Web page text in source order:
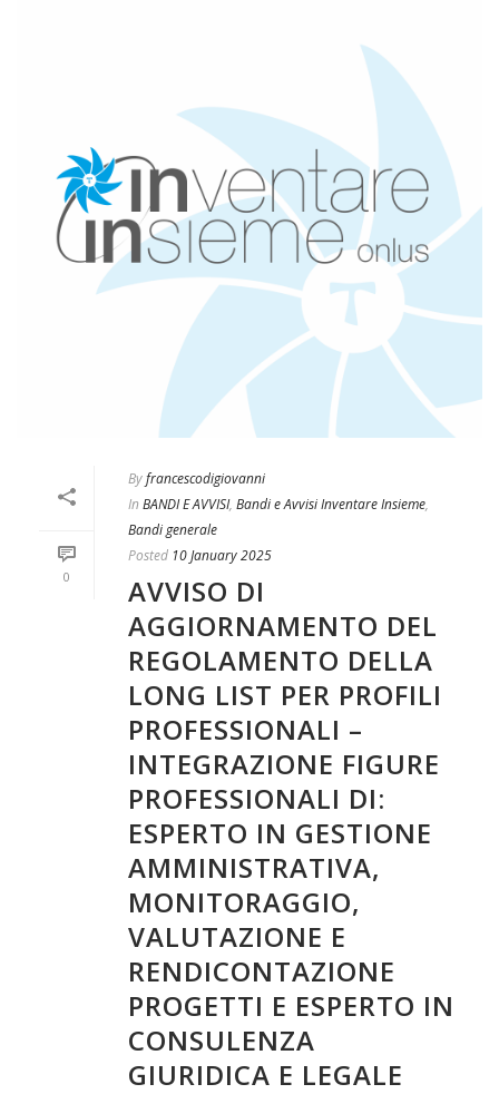
0
Byfrancescodigiovanni
In BANDI E AVVISI, Bandi e Avvisi Inventare Insieme,
Bandi generale
Posted 10 January 2025
AVVISO DI
AGGIORNAMENTO DEL
REGOLAMENTO DELLA
LONG LIST PER PROFILI
PROFESSIONALI –
INTEGRAZIONE FIGURE
PROFESSIONALI DI:
ESPERTO IN GESTIONE
AMMINISTRATIVA,
MONITORAGGIO,
VALUTAZIONE E
RENDICONTAZIONE
PROGETTI E ESPERTO IN
CONSULENZA
GIURIDICA E LEGALE